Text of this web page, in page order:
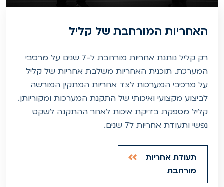
האחריות המורחבת של קליל
רק קליל נותנת אחריות מורחבת ל-7 שנים על מרכיבי
המערכת. תוכנית האחריות משלבת אחריות של קליל
על מרכיבי המערכות לצד אחריות המתקין המורשה
לביצוע מקצועי ואיכותי של התקנת המערכות ומקוריותן.
קליל מספקת בדיקת איכות לאחר ההתקנה לשקט
נפשי ותעודת אחריות ל7 שנים.
תעודת אחריות
מורחבת